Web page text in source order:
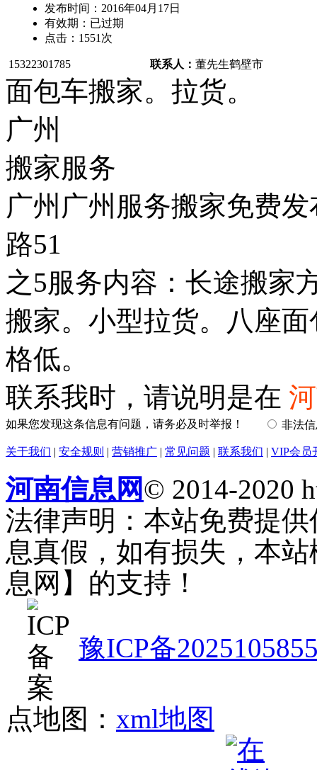
发布时间： 2016年04月17日
有效期： 已过期
点击： 1551 次
15322301785 联系人： 董先生鹤壁市
面包车搬家。拉货。
广州
搬家服务
广州广州服务搬家免费
路51
之5服务内容：长途搬家
搬家。小型拉货。八座
格低。
联系我时，请说明是在
如果您发现这条信息有问题，请务必及时举报！ 非法
关于我们 | 安全规则 | 营销推广 | 常见问题 | 联系我们 | VIP会员
河南信息网© 2014-2020
法律声明：本站免费提
息真假，如有损失，本
息网】的支持！
豫ICP备
点地图： xml地图